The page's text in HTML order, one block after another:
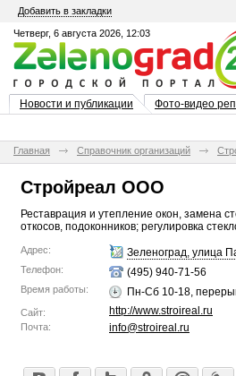
Добавить в закладки
Четверг, 6 августа 2026, 12:03
Новости и публикации Фото-видео
Главная Справочник организаций
Стройреал ООО
Реставрация и утепление окон, замена
откосов, подоконников; регулировка
Адрес: Зеленоград, улица
Телефон: (495) 940-71-56
Время работы: Пн-Сб 10-18,
Сайт: http://www.stroireal.ru
Почта: info@stroireal.ru